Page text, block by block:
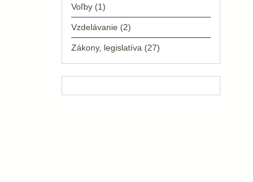
Voľby (1)
Vzdelávanie (2)
Zákony, legislatíva (27)